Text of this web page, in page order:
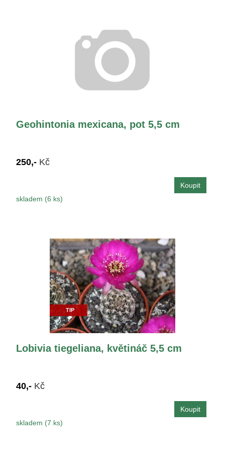
Geohintonia mexicana, pot 5,5 cm
250,- Kč
skladem (6 ks)
TIP
Lobivia tiegeliana, květináč 5,5 cm
40,- Kč
skladem (7 ks)